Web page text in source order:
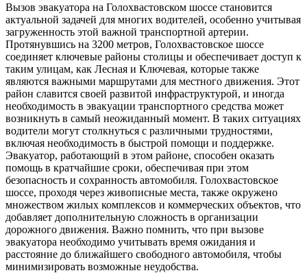
Вызов эвакуатора на Голохвастовском шоссе становится
актуальной задачей для многих водителей, особенно учитывая
загруженность этой важной транспортной артерии.
Протянувшись на 3200 метров, Голохвастовское шоссе
соединяет ключевые районы столицы и обеспечивает доступ к
таким улицам, как Лесная и Ключевая, которые также
являются важными маршрутами для местного движения. Этот
район славится своей развитой инфраструктурой, и иногда
необходимость в эвакуации транспортного средства может
возникнуть в самый неожиданный момент. В таких ситуациях
водители могут столкнуться с различными трудностями,
включая необходимость в быстрой помощи и поддержке.
Эвакуатор, работающий в этом районе, способен оказать
помощь в кратчайшие сроки, обеспечивая при этом
безопасность и сохранность автомобиля. Голохвастовское
шоссе, проходя через живописные места, также окружено
множеством жилых комплексов и коммерческих объектов, что
добавляет дополнительную сложность в организации
дорожного движения. Важно помнить, что при вызове
эвакуатора необходимо учитывать время ожидания и
расстояние до ближайшего свободного автомобиля, чтобы
минимизировать возможные неудобства.